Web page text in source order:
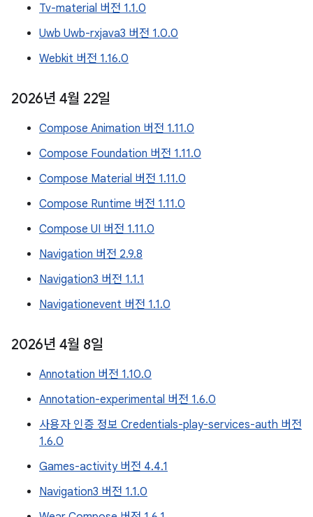
Tv-material 버전 1.1.0
Uwb Uwb-rxjava3 버전 1.0.0
Webkit 버전 1.16.0
2026년 4월 22일
Compose Animation 버전 1.11.0
Compose Foundation 버전 1.11.0
Compose Material 버전 1.11.0
Compose Runtime 버전 1.11.0
Compose UI 버전 1.11.0
Navigation 버전 2.9.8
Navigation3 버전 1.1.1
Navigationevent 버전 1.1.0
2026년 4월 8일
Annotation 버전 1.10.0
Annotation-experimental 버전 1.6.0
사용자 인증 정보 Credentials-play-services-auth 버전
1.6.0
Games-activity 버전 4.4.1
Navigation3 버전 1.1.0